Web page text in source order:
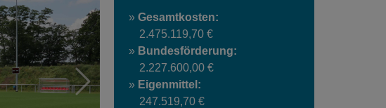
Gesamtkosten:
2.475.119,70 €
Bundesförderung:
2.227.600,00 €
Eigenmittel:
247.519,70 €